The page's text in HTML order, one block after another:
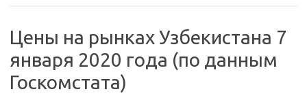
Цены на рынках Узбекистана 7
января 2020 года (по данным
Госкомстата)